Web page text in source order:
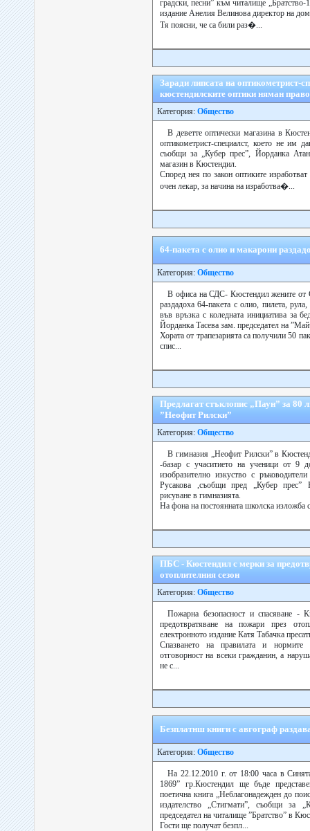
градски, песни” към читалище „Братство-
издание Анелия Велинова директор на
Тя поясни, че са били раз�...
Заради липсата на оптикометрист-
кюстендилските оптики няман
Категория: Общество
В деветте оптически магазина в
оптикометрист-специалст, което не им
съобщи за „Кубер прес”, Йорданка
магазин в Кюстендил.
Според нея по закон оптиките
очен лекар, за начина на изработва�...
64-пакета с олио и макарони
Категория: Общество
В офиса на СДС- Кюстендил жените от
раздадоха 64-пакета с олио, пилета,
във връзка с коледната инициатива за
Йорданка Тасева зам. председател на
Хората от трапезарията са получили 50
спис...
Предлагат стъклопис „Паун” за 80
”Неофит Рилски”
Категория: Общество
В гимназия „Неофит Рилски” в
-базар с учаситието на ученици от 9
изобразително изкуство с
Русакова ,съобщи пред „Кубер прес”
рисуване в гимназията.
На фона на постоянната школска изложба
ПБС - Кюстендил с мерки за
отоплителния сезон
Категория: Общество
Пожарна безопасност и спасяване -
предотвратяване на пожари през
електронното издание Катя Табачка
Спазването на правилата и нормите
отговорност на всеки гражданин, а
не с...
Безплатнш книги с авгограф
Категория: Общество
На 22.12.2010 г. от 18:00 часа в
1869” гр.Кюстендил ще бъде
поетична книга „Неблагонадежден до
издателство „Стигмати”, съобщи за
председател на читалище ”Братство” в
Гости ще получат безпл...